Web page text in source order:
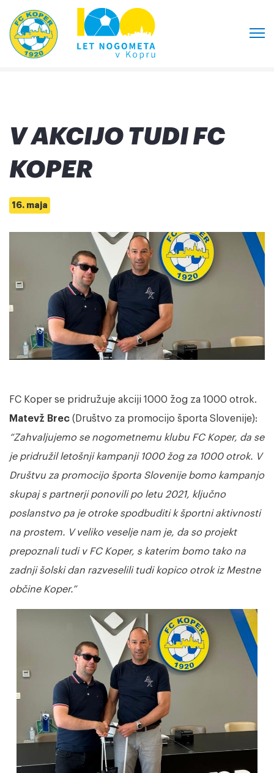
V AKCIJO TUDI FC
KOPER
16. maja
FC Koper se pridružuje akciji 1000 žog za 1000 otrok.
Matevž Brec (Društvo za promocijo športa Slovenije):
“Zahvaljujemo se nogometnemu klubu FC Koper, da se
je pridružil letošnji kampanji 1000 žog za 1000 otrok. V
Društvu za promocijo športa Slovenije bomo kampanjo
skupaj s partnerji ponovili po letu 2021, ključno
poslanstvo pa je otroke spodbuditi k športni aktivnosti
na prostem. V veliko veselje nam je, da so projekt
prepoznali tudi v FC Koper, s katerim bomo tako na
zadnji šolski dan razveselili tudi kopico otrok iz Mestne
občine Koper.”